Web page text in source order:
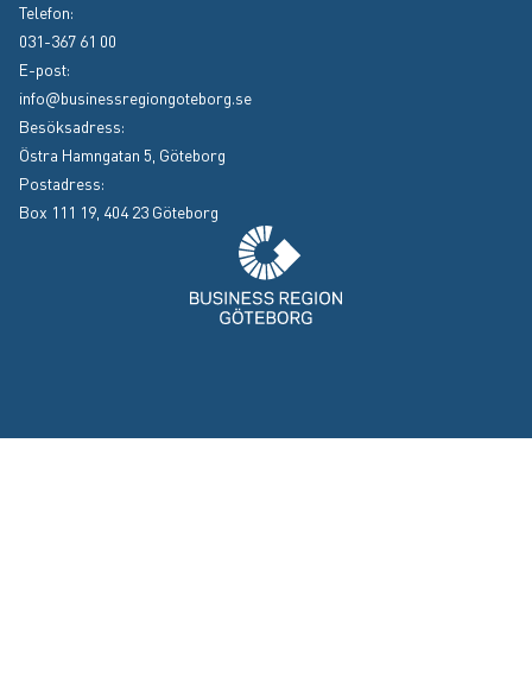
Instagram
(Extern länk, öppnas i nytt fönster)
Facebook
(Extern länk, öppnas i nytt fönster)
Telefon:
031-367 61 00
E-post:
info@businessregiongoteborg.se
Besöksadress:
Östra Hamngatan 5, Göteborg
Postadress:
Box 111 19, 404 23 Göteborg